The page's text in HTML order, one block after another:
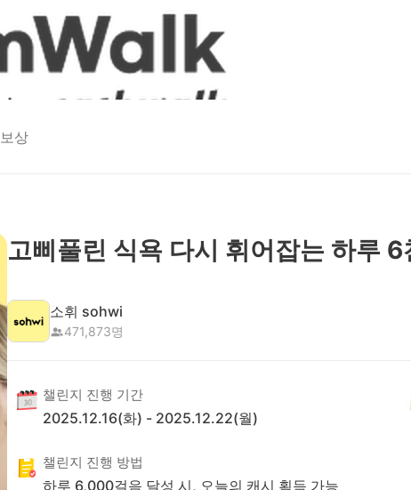
보상
고삐풀린 식욕 다시 휘어잡는 하루 6
소휘 sohwi
471,873명
챌린지 진행 기간
2025.12.16(화) - 2025.12.22(월)
챌린지 진행 방법
하루 6,000걸음 달성 시, 오늘의 캐시 획득 가능